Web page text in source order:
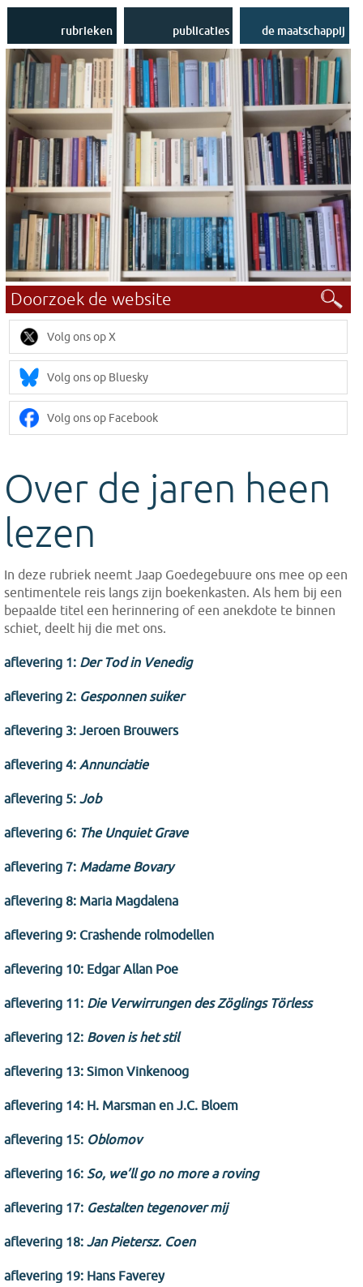
Contact
de maatschappij
publicaties
Nieuwsbrievenrubrieken
Volg ons op X
Volg ons op Bluesky
Volg ons op Facebook
Over de jaren heen
lezen
In deze rubriek neemt Jaap Goedegebuure ons mee op een
sentimentele reis langs zijn boekenkasten. Als hem bij een
bepaalde titel een herinnering of een anekdote te binnen
schiet, deelt hij die met ons.
aflevering 1: Der Tod in Venedig
aflevering 2: Gesponnen suiker
aflevering 3: Jeroen Brouwers
aflevering 4: Annunciatie
aflevering 5: Job
aflevering 6: The Unquiet Grave
aflevering 7: Madame Bovary
aflevering 8: Maria Magdalena
aflevering 9: Crashende rolmodellen
aflevering 10: Edgar Allan Poe
aflevering 11: Die Verwirrungen des Zöglings Törless
aflevering 12: Boven is het stil
aflevering 13: Simon Vinkenoog
aflevering 14: H. Marsman en J.C. Bloem
aflevering 15: Oblomov
aflevering 16: So, we’ll go no more a roving
aflevering 17: Gestalten tegenover mij
aflevering 18: Jan Pietersz. Coen
aflevering 19: Hans Faverey